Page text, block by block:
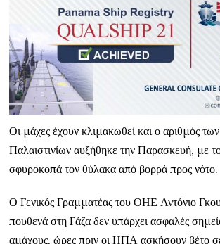
Οι μάχες έχουν κλιμακωθεί και ο αριθμός
Παλαιστινίων αυξήθηκε την Παρασκευή, με
σφυροκοπά τον θύλακα από βορρά προς νότο.
Ο Γενικός Γραμματέας του ΟΗΕ Αντόνιο
πουθενά στη Γάζα δεν υπάρχει ασφαλές
αμάχους, ώρες πριν οι ΗΠΑ ασκήσουν βέτο